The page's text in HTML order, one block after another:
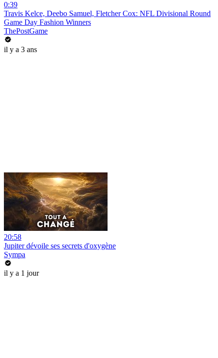
0:39
Travis Kelce, Deebo Samuel, Fletcher Cox: NFL Divisional Round
Game Day Fashion Winners
ThePostGame
il y a 3 ans
20:58
Jupiter dévoile ses secrets d'oxygène
Sympa
il y a 1 jour